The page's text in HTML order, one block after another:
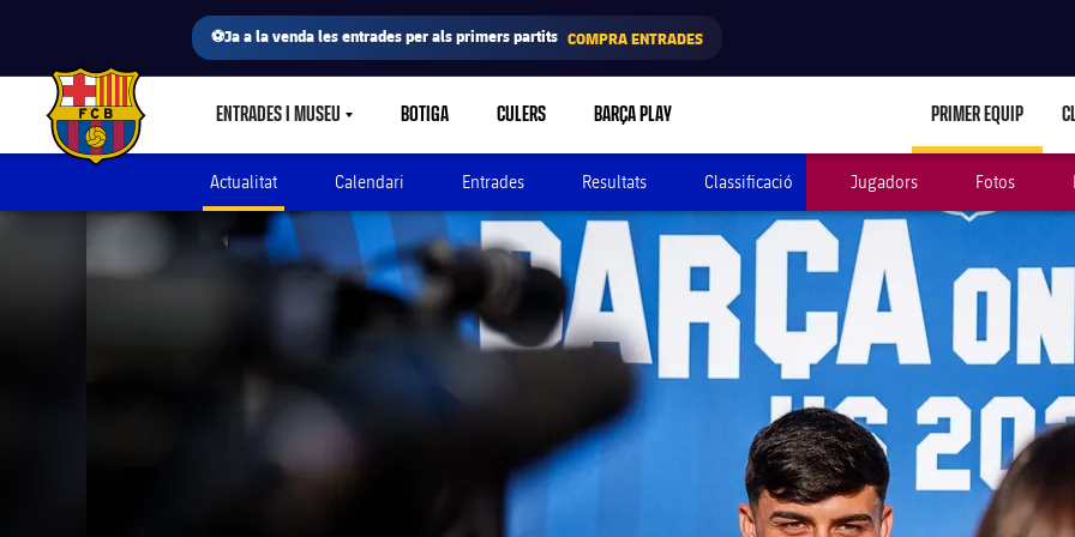
⚽Ja a la venda les entrades per als primers partits COMPRA ENTRADES
FC Barcelona club badge ENTRADES I MUSEULABEL.SHARE.CARETDOWN
BOTIGA CULERS BARÇA PLAY PRIMER EQUIP
Actualitat Calendari Entrades Resultats Classificació Jugadors Fotos